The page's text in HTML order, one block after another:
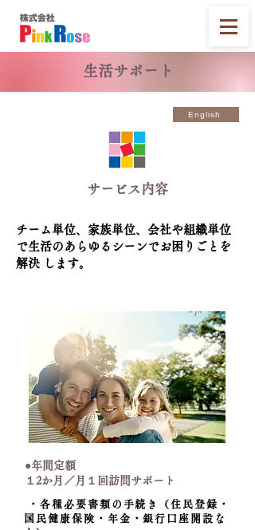
生活サポート
English
サービス内容
チーム単位、家族単位、会社や組織単位
で生活のあらゆるシーンでお困りごとを
解決 します。
●年間定額
１2か月／月１回訪問サポート
・各種必要書類の手続き（住民登録・
国民健康保険・年金・銀行口座開設な